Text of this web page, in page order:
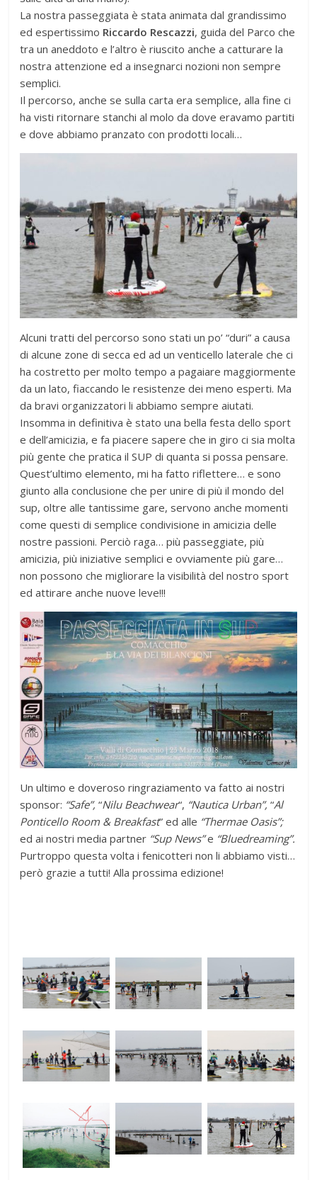
La nostra passeggiata è stata animata dal grandissimo
ed espertissimo Riccardo Rescazzi, guida del Parco che
tra un aneddoto e l’altro è riuscito anche a catturare la
nostra attenzione ed a insegnarci nozioni non sempre
semplici.
Il percorso, anche se sulla carta era semplice, alla fine ci
ha visti ritornare stanchi al molo da dove eravamo partiti
e dove abbiamo pranzato con prodotti locali…
Alcuni tratti del percorso sono stati un po’ “duri” a causa
di alcune zone di secca ed ad un venticello laterale che ci
ha costretto per molto tempo a pagaiare maggiormente
da un lato, fiaccando le resistenze dei meno esperti. Ma
da bravi organizzatori li abbiamo sempre aiutati.
Insomma in definitiva è stato una bella festa dello sport
e dell’amicizia, e fa piacere sapere che in giro ci sia molta
più gente che pratica il SUP di quanta si possa pensare.
Quest’ultimo elemento, mi ha fatto riflettere… e sono
giunto alla conclusione che per unire di più il mondo del
sup, oltre alle tantissime gare, servono anche momenti
come questi di semplice condivisione in amicizia delle
nostre passioni. Perciò raga… più passeggiate, più
amicizia, più iniziative semplici e ovviamente più gare…
non possono che migliorare la visibilità del nostro sport
ed attirare anche nuove leve!!!
Un ultimo e doveroso ringraziamento va fatto ai nostri
sponsor: “Safe”, “Nilu Beachwear“, “Nautica Urban”, “Al
Ponticello Room & Breakfast” ed alle “Thermae Oasis”;
ed ai nostri media partner “Sup News”e “Bluedreaming”.
Purtroppo questa volta i fenicotteri non li abbiamo visti…
però grazie a tutti! Alla prossima edizione!